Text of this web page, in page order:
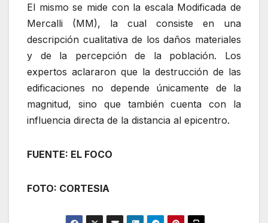
El mismo se mide con la escala Modificada de
Mercalli (MM), la cual consiste en una
descripción cualitativa de los daños materiales
y de la percepción de la población. Los
expertos aclararon que la destrucción de las
edificaciones no depende únicamente de la
magnitud, sino que también cuenta con la
influencia directa de la distancia al epicentro.
FUENTE: EL FOCO
FOTO: CORTESIA